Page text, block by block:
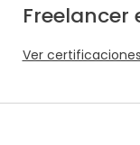
Freelancer
Ver certificaciones